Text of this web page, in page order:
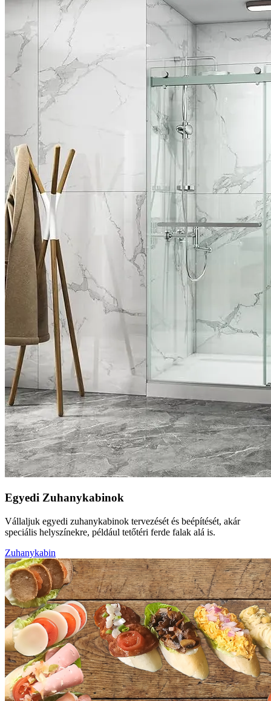
Egyedi Zuhanykabinok
Vállaljuk egyedi zuhanykabinok tervezését és beépítését, akár
speciális helyszínekre, például tetőtéri ferde falak alá is.
Zuhanykabin